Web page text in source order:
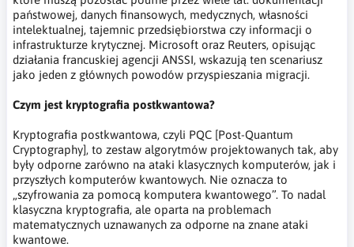
państwowej, danych finansowych, medycznych, własności
intelektualnej, tajemnic przedsiębiorstwa czy informacji o
infrastrukturze krytycznej. Microsoft oraz Reuters, opisując
działania francuskiej agencji ANSSI, wskazują ten scenariusz
jako jeden z głównych powodów przyspieszania migracji.
Czym jest kryptografia postkwantowa?
Kryptografia postkwantowa, czyli PQC [Post-Quantum
Cryptography], to zestaw algorytmów projektowanych tak, aby
były odporne zarówno na ataki klasycznych komputerów, jak i
przyszłych komputerów kwantowych. Nie oznacza to
„szyfrowania za pomocą komputera kwantowego”. To nadal
klasyczna kryptografia, ale oparta na problemach
matematycznych uznawanych za odporne na znane ataki
kwantowe.